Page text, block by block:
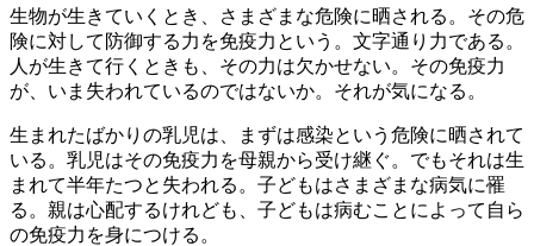
生物が生きていくとき、さまざまな危険に晒される。その危
険に対して防御する力を免疫力という。文字通り力である。
人が生きて行くときも、その力は欠かせない。その免疫力
が、いま失われているのではないか。それが気になる。
生まれたばかりの乳児は、まずは感染という危険に晒されて
いる。乳児はその免疫力を母親から受け継ぐ。でもそれは生
まれて半年たつと失われる。子どもはさまざまな病気に罹
る。親は心配するけれども、子どもは病むことによって自ら
の免疫力を身につける。